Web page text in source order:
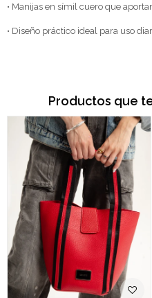
• Manijas en símil cuero que
• Diseño práctico ideal para uso
Productos que